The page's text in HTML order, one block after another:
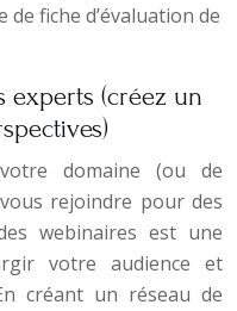
fiche d’évaluation de
experts (créez un
domaine (ou de
rejoindre pour des
webinaires est une
votre audience et
créant un réseau de